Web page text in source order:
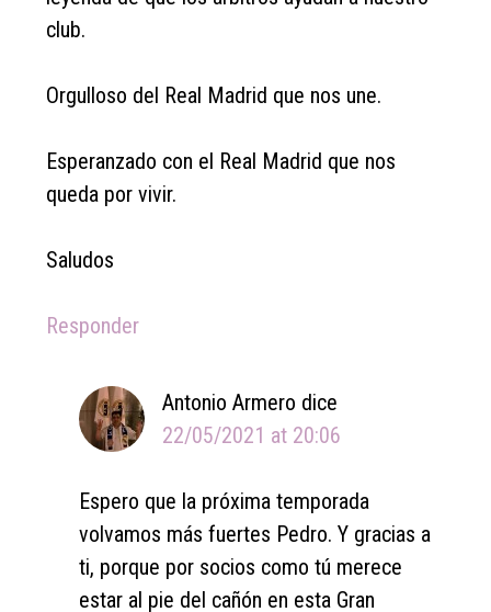
club.
Orgulloso del Real Madrid que nos une.
Esperanzado con el Real Madrid que nos
queda por vivir.
Saludos
Responder
Antonio Armero dice
22/05/2021 at 20:06
Espero que la próxima temporada
volvamos más fuertes Pedro. Y gracias a
ti, porque por socios como tú merece
estar al pie del cañón en esta Gran